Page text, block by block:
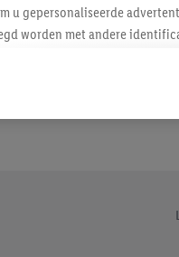
u gepersonaliseerde
worden met andere
akkoord gaat, kunnen
hebt getoond (bijvoorbeeld
ook op verschillende
kunt u individuele
te klikken, kunt u
te klikken, stemt u in met